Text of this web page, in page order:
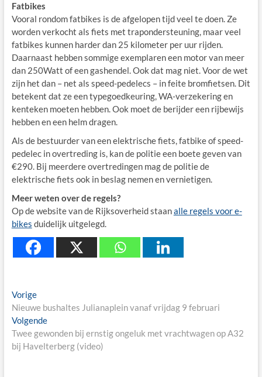
Fatbikes
Vooral rondom fatbikes is de afgelopen tijd veel te doen. Ze
worden verkocht als fiets met trapondersteuning, maar veel
fatbikes kunnen harder dan 25 kilometer per uur rijden.
Daarnaast hebben sommige exemplaren een motor van meer
dan 250Watt of een gashendel. Ook dat mag niet. Voor de wet
zijn het dan – net als speed-pedelecs – in feite bromfietsen. Dit
betekent dat ze een typegoedkeuring, WA-verzekering en
kenteken moeten hebben. Ook moet de berijder een rijbewijs
hebben en een helm dragen.
Als de bestuurder van een elektrische fiets, fatbike of speed-
pedelec in overtreding is, kan de politie een boete geven van
€290. Bij meerdere overtredingen mag de politie de
elektrische fiets ook in beslag nemen en vernietigen.
Meer weten over de regels?
Op de website van de Rijksoverheid staanalle regels voor e-
bikes duidelijk uitgelegd.
Berichtnavigatie
VorigePrevious
post:
Nieuwe bushaltes Julianaplein vanaf vrijdag 9 februari
VolgendeNext
post:
Twee gewonden bij ernstig ongeluk met vrachtwagen op A32
bij Havelterberg (video)